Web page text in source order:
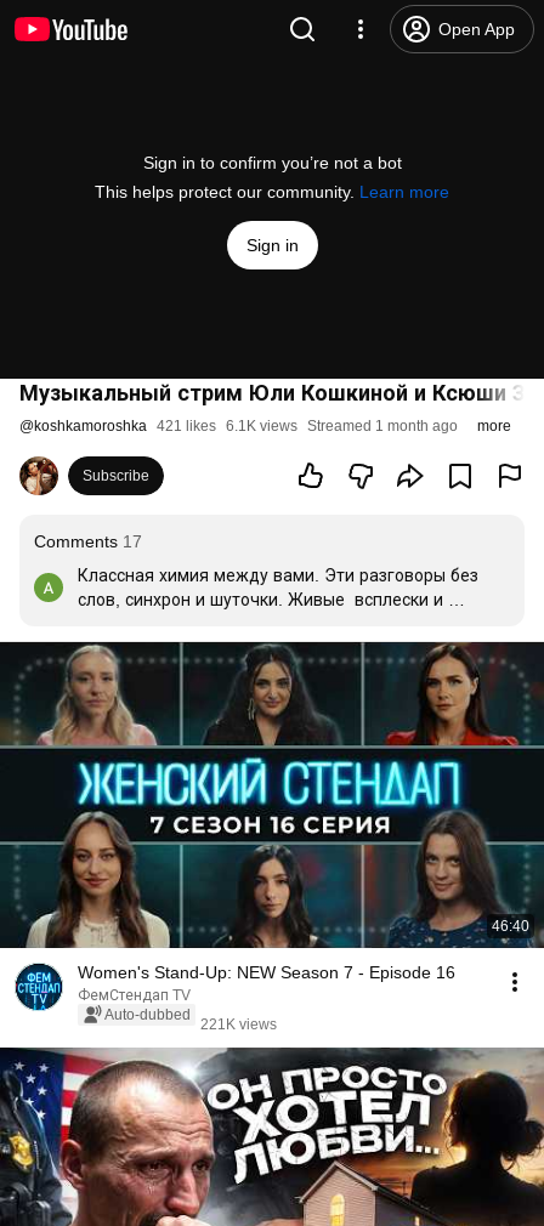
Open App
Sign in to confirm you’re not a bot
This helps protect our community. Learn more
Sign in
Музыкальный стрим Юли Кошкиной и Ксюши
@koshkamoroshka 421 likes 6.1K views Streamed 1 month ago more
Subscribe
Comments 17
Классная химия между вами. Эти разговоры без
слов, синхрон и шуточки. Живые  всплески и
Очень атмосферно. Создаётся ценное ощущение
единения.
В такие моменты отдыхаешь душой. А музыка
работает как усилитель всего этого. Проникает,
трогает, обезоруживает.
46:40
Women's Stand-Up: NEW Season 7 - Episode 16
ФемСтендап TV
Auto-dubbed
221K views